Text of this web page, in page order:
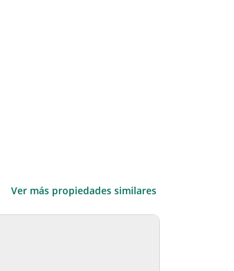
Ver más propiedades similares